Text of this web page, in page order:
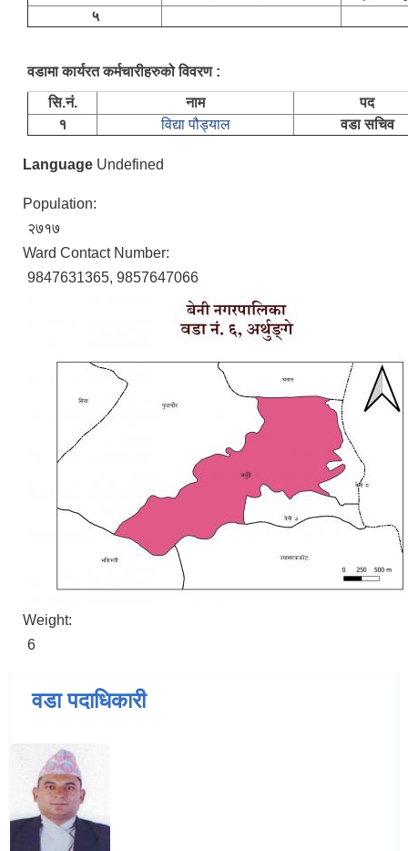
५
वडामा कार्यरत कर्मचारीहरुको विवरण :
सि.नं.
नाम
पद
१
विद्या पौड्याल वडा सचिव
Language Undefined
Population:
२७१७
Ward Contact Number:
9847631365, 9857647066
Weight:
6
वडा पदाधिकारी